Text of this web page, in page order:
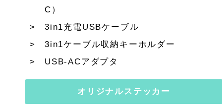
C）
3in1充電USBケーブル
3in1ケーブル収納キーホルダー
USB-ACアダプタ
オリジナルステッカー